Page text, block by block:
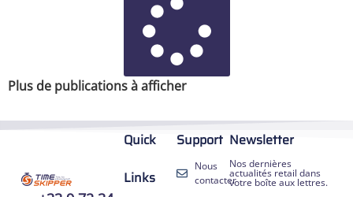
Plus de publications à afficher
Quick
Links
Support
Nous
contacter
Newsletter
Nos dernières
actualités retail dans
votre boîte aux lettres.